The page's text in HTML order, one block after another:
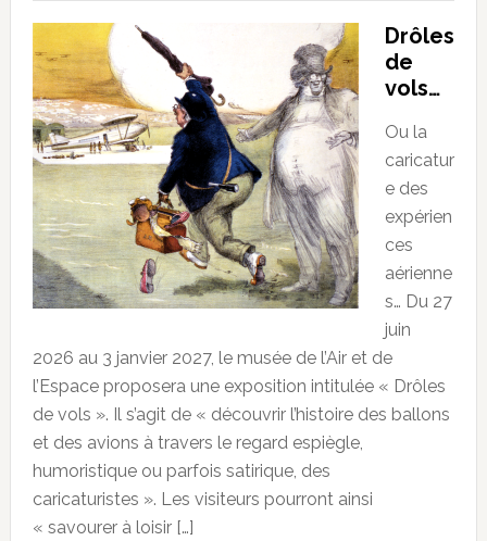
Drôles
de
vols…
Ou la
caricatur
e des
expérien
ces
aérienne
s… Du 27
juin
2026 au 3 janvier 2027, le musée de l’Air et de
l’Espace proposera une exposition intitulée « Drôles
de vols ». Il s’agit de « découvrir l’histoire des ballons
et des avions à travers le regard espiègle,
humoristique ou parfois satirique, des
caricaturistes ». Les visiteurs pourront ainsi
« savourer à loisir […]